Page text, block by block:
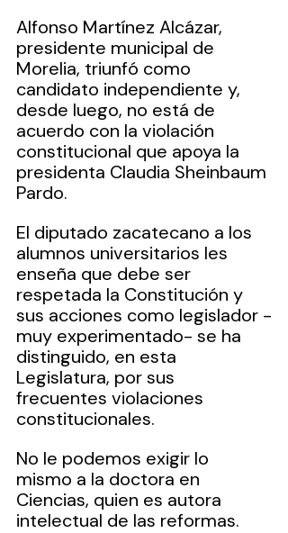
Alfonso Martínez Alcázar,
presidente municipal de
Morelia, triunfó como
candidato independiente y,
desde luego, no está de
acuerdo con la violación
constitucional que apoya la
presidenta Claudia Sheinbaum
Pardo.
El diputado zacatecano a los
alumnos universitarios les
enseña que debe ser
respetada la Constitución y
sus acciones como legislador -
muy experimentado- se ha
distinguido, en esta
Legislatura, por sus
frecuentes violaciones
constitucionales.
No le podemos exigir lo
mismo a la doctora en
Ciencias, quien es autora
intelectual de las reformas.